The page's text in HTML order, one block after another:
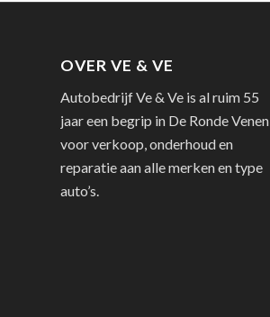
OVER VE & VE
Autobedrijf Ve & Ve is al ruim 55
jaar een begrip in De Ronde Venen
voor verkoop, onderhoud en
reparatie aan alle merken en type
auto’s.